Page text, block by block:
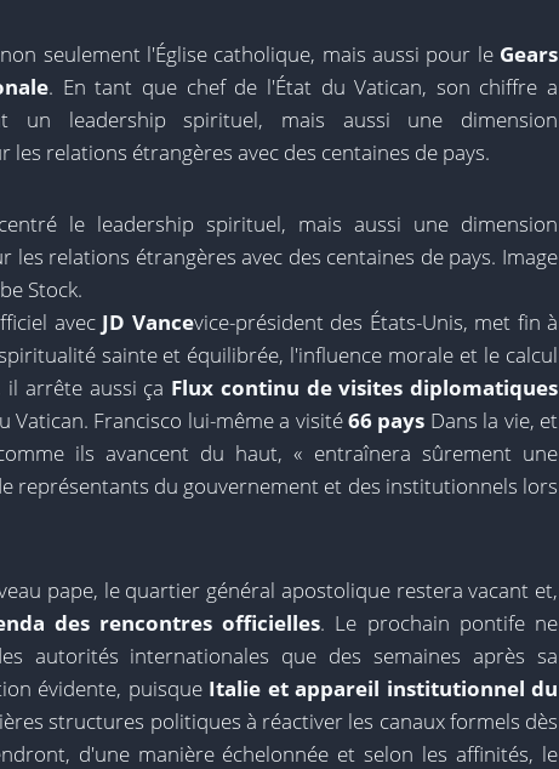
seulement l'Église catholique, mais aussi pour le Gears
. En tant que chef de l'État du Vatican, son chiffre a
un leadership spirituel, mais aussi une dimension
relations étrangères avec des centaines de pays.
le leadership spirituel, mais aussi une dimension
relations étrangères avec des centaines de pays. Image
Stock.
avec JD Vancevice-président des États-Unis, met fin à
sainte et équilibrée, l'influence morale et le calcul
il arrête aussi ça Flux continu de visites diplomatiques
Vatican. Francisco lui-même a visité66 pays Dans la vie, et
ils avancent du haut, « entraînera sûrement une
représentants du gouvernement et des institutionnels lors
pape, le quartier général apostolique restera vacant et,
des rencontres officielles. Le prochain pontife ne
autorités internationales que des semaines après sa
évidente, puisque Italie et appareil institutionnel du
structures politiques à réactiver les canaux formels dès
d'une manière échelonnée et selon les affinités, le